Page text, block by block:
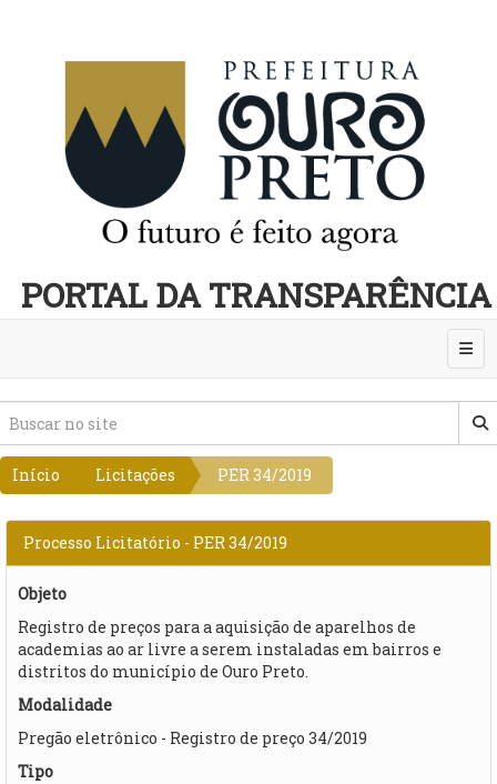
PORTAL DA TRANSPARÊNCIA
Início Licitações PER 34/2019
Processo Licitatório - PER 34/2019
Objeto
Registro de preços para a aquisição de aparelhos de
academias ao ar livre a serem instaladas em bairros e
distritos do município de Ouro Preto.
Modalidade
Pregão eletrônico - Registro de preço 34/2019
Tipo